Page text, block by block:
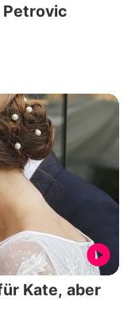
Petrovic
Kate, aber